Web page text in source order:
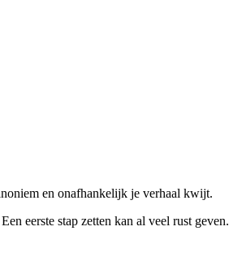
en onafhankelijk je verhaal kwijt.
eerste stap zetten kan al veel rust geven.